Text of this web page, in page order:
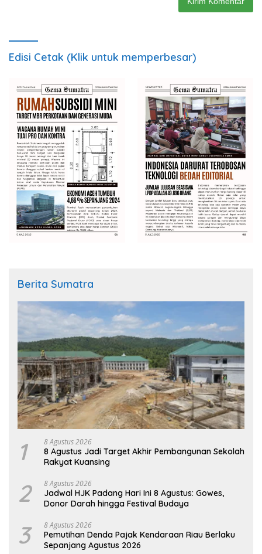
Edisi Cetak (Klik untuk memperbesar)
Berita Sumatra
1 8 Agustus 2026
8 Agustus Jadi Target Akhir Pembangunan Sekolah
Rakyat Kuansing
2 8 Agustus 2026
Jadwal HJK Padang Hari Ini 8 Agustus: Gowes,
Donor Darah hingga Festival Budaya
3 8 Agustus 2026
Pemutihan Denda Pajak Kendaraan Riau Berlaku
Sepanjang Agustus 2026